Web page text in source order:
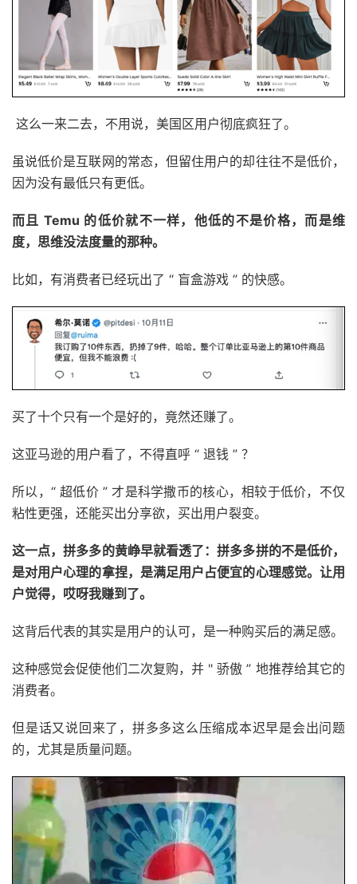
这么一来二去，不用说，美国区用户彻底疯狂了。
虽说低价是互联网的常态，但留住用户的却往往不是低价，
因为没有最低只有更低。
而且 Temu 的低价就不一样，他低的不是价格，而是维
度，思维没法度量的那种。
比如，有消费者已经玩出了 “ 盲盒游戏 ” 的快感。
买了十个只有一个是好的，竟然还赚了。
这亚马逊的用户看了，不得直呼 “ 退钱 ” ？
所以，“ 超低价 ” 才是科学撒币的核心，相较于低价，不仅
粘性更强，还能买出分享欲，买出用户裂变。
这一点，拼多多的黄峥早就看透了：拼多多拼的不是低价，
是对用户心理的拿捏，是满足用户占便宜的心理感觉。让用
户觉得，哎呀我赚到了。
这背后代表的其实是用户的认可，是一种购买后的满足感。
这种感觉会促使他们二次复购，并 " 骄傲 ” 地推荐给其它的
消费者。
但是话又说回来了，拼多多这么压缩成本迟早是会出问题
的，尤其是质量问题。